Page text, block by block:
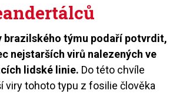
brazilského týmu podaří potvrdit,
nejstarších virů nalezených ve
lidské linie. Do této chvíle
viry tohoto typu z fosilie člověka